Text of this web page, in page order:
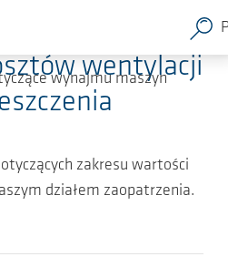
wynajmu maszyn
wentylacji
zakresu wartości
działem zaopatrzenia.